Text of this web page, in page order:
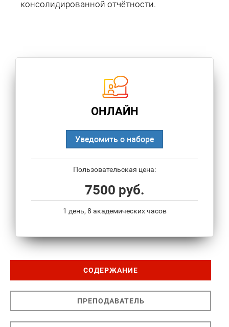
консолидированной отчётности.
ОНЛАЙН
Уведомить о наборе
Пользовательская цена:
7500 руб.
1 день, 8 академических часов
СОДЕРЖАНИЕ
ПРЕПОДАВАТЕЛЬ